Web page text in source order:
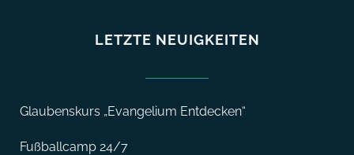
LETZTE NEUIGKEITEN
Glaubenskurs „Evangelium Entdecken“
Fußballcamp 24/7